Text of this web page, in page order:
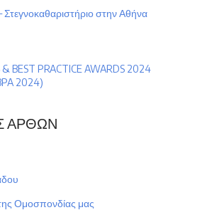
στην Αθήνα
& BEST PRACTICE AWARDS 2024
2024)
ΆΡΘΩΝ
Ομοσπονδίας μας